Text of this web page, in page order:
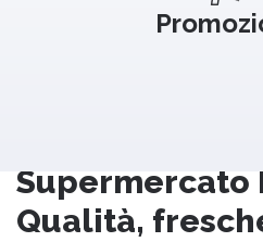
Supermercato
Qualità,